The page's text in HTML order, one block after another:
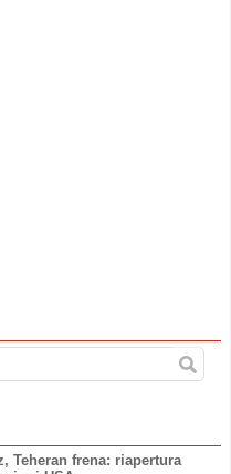
Teheran frena: riapertura